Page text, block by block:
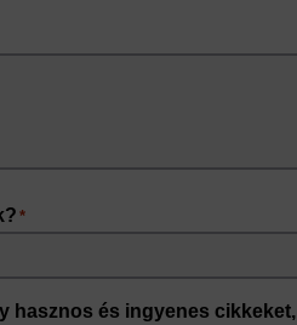
*
hasznos és ingyenes